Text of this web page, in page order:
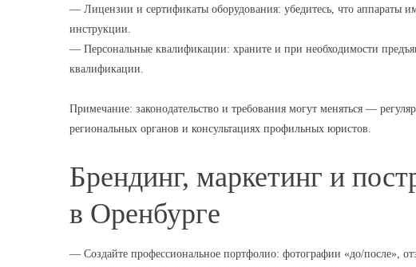
— Лицензии и сертификаты оборудования: убедитесь, что аппараты
инструкции.
— Персональные квалификации: храните и при необходимости
квалификации.
Примечание: законодательство и требования могут меняться —
региональных органов и консультациях профильных юристов.
Брендинг, маркетинг и
в Оренбурге
— Создайте профессиональное портфолио: фотографии «до/после»,